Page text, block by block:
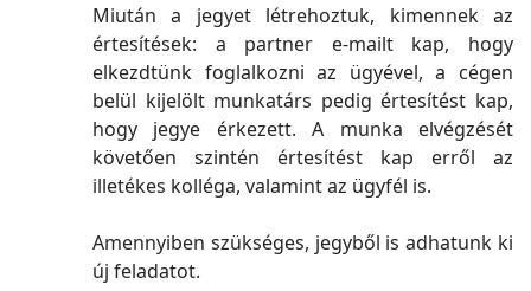
Miután a jegyet létrehoztuk, kimennek az
értesítések: a partner e-mailt kap, hogy
elkezdtünk foglalkozni az ügyével, a cégen
belül kijelölt munkatárs pedig értesítést kap,
hogy jegye érkezett. A munka elvégzését
követően szintén értesítést kap erről az
illetékes kolléga, valamint az ügyfél is.
Amennyiben szükséges, jegyből is adhatunk ki
új feladatot.